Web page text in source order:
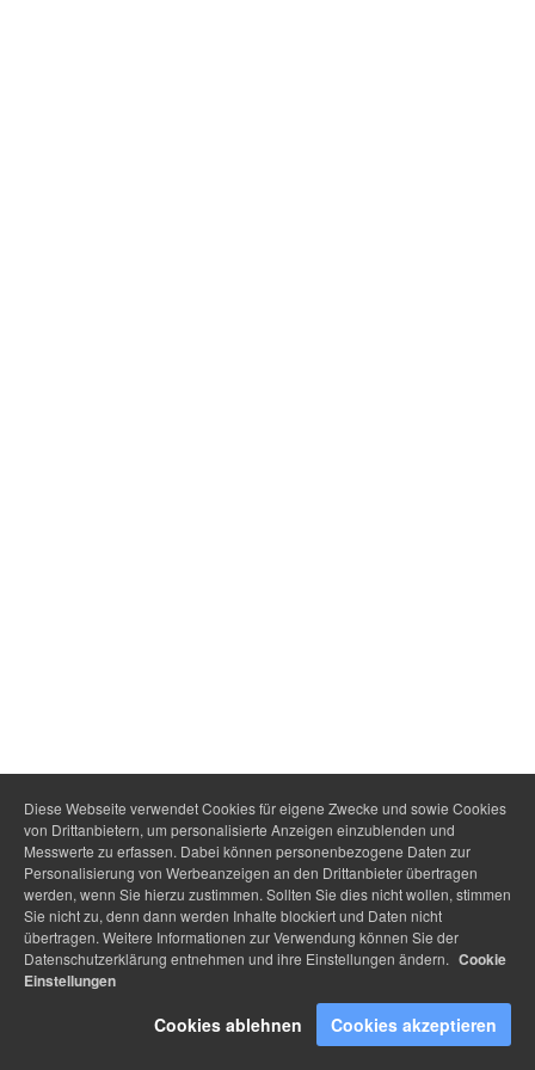
Diese Webseite verwendet Cookies für eigene Zwecke und sowie Cookies
von Drittanbietern, um personalisierte Anzeigen einzublenden und
Messwerte zu erfassen. Dabei können personenbezogene Daten zur
Personalisierung von Werbeanzeigen an den Drittanbieter übertragen
werden, wenn Sie hierzu zustimmen. Sollten Sie dies nicht wollen, stimmen
Sie nicht zu, denn dann werden Inhalte blockiert und Daten nicht
übertragen. Weitere Informationen zur Verwendung können Sie der
Datenschutzerklärung entnehmen und ihre Einstellungen ändern. Cookie
Einstellungen
Cookies ablehnen Cookies akzeptieren